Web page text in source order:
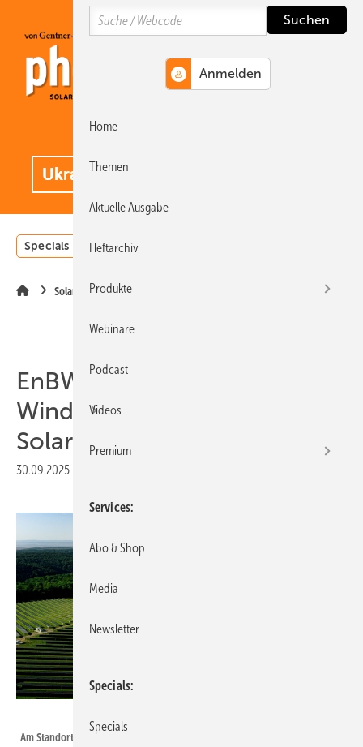
Hauptinhalt
Hauptmenü
SiteSearch
Specials Einstrahlungsatlas
Solarparks
EnBW: Hybridspeicher und
Windkraft ergänzen
Solarpark in Heilbronn
30.09.2025
Am Standort sind auch zwei Windenergieanlagen geplant, das
Search
Home
Themen
Aktuelle Ausgabe
Heftarchiv
Produkte
Webinare
Podcast
Videos
Premium
Services
Abo & Shop
Media
Newsletter
Specials
Specials